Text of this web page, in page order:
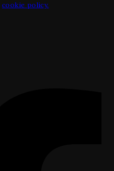
cookie policy.